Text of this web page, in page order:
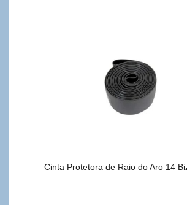
Cinta Protetora de Raio do Aro 14